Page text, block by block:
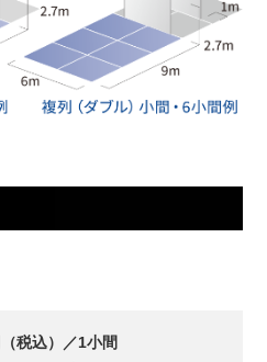
（税込）／1小間